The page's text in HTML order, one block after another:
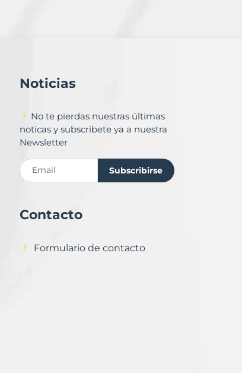
Noticias
No te pierdas nuestras últimas
noticas y subscribete ya a nuestra
Newsletter
Subscribirse
Contacto
Formulario de contacto